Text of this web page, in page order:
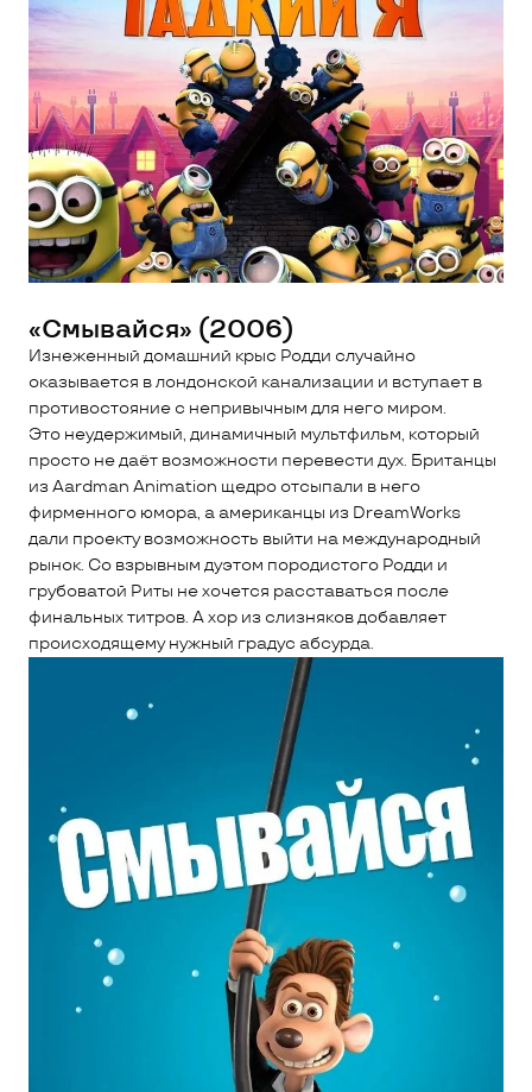
«Смывайся» (2006)
Изнеженный домашний крыс Родди случайно
оказывается в лондонской канализации и вступает в
противостояние с непривычным для него миром.
Это неудержимый, динамичный мультфильм, который
просто не даёт возможности перевести дух. Британцы
из Aardman Animation щедро отсыпали в него
фирменного юмора, а американцы из DreamWorks
дали проекту возможность выйти на международный
рынок. Со взрывным дуэтом породистого Родди и
грубоватой Риты не хочется расставаться после
финальных титров. А хор из слизняков добавляет
происходящему нужный градус абсурда.